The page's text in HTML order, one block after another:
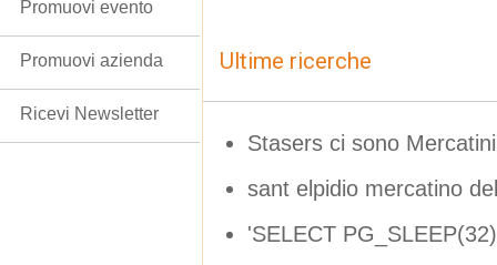
Ultime ricerche
Stasers ci sono
sant elpidio mercatino
'SELECT
Promuovi evento
Promuovi azienda
Ricevi Newsletter